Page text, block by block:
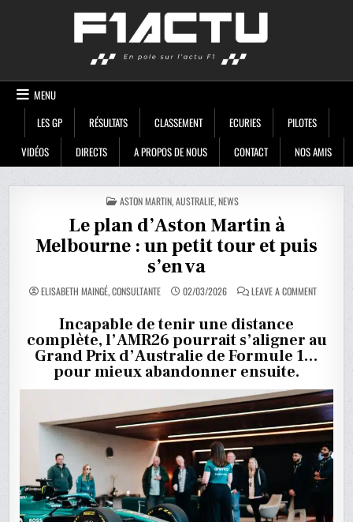
MENU
LES GP
RÉSULTATS CLASSEMENT ECURIES
PILOTES
VIDÉOS
DIRECTS A PROPOS DE NOUS CONTACT NOS AMIS
POSTED
IN
ASTON MARTIN,AUSTRALIE,NEWS
Le plan d’Aston Martin à
Melbourne : un petit tour et puis
s’en va
ELISABETH MAINGÉ, CONSULTANTE 02/03/2026 LEAVE A COMMENTON
LE
À
:
ET
PUIS
S’EN
VA
Incapable de tenir une distance
complète, l’AMR26 pourrait s’aligner au
Grand Prix d’Australie de Formule 1…
pour mieux abandonner ensuite.